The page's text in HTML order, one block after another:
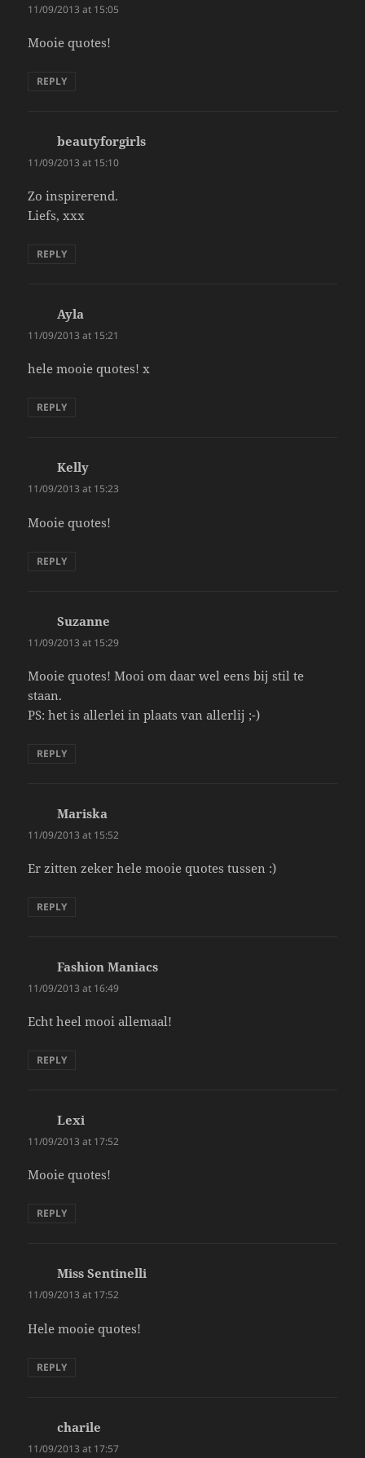
11/09/2013 at 15:05
Mooie quotes!
REPLY
beautyforgirls
11/09/2013 at 15:10
Zo inspirerend.
Liefs, xxx
REPLY
Ayla
11/09/2013 at 15:21
hele mooie quotes! x
REPLY
Kelly
11/09/2013 at 15:23
Mooie quotes!
REPLY
Suzanne
11/09/2013 at 15:29
Mooie quotes! Mooi om daar wel eens bij stil te
staan.
PS: het is allerlei in plaats van allerlij ;-)
REPLY
Mariska
11/09/2013 at 15:52
Er zitten zeker hele mooie quotes tussen :)
REPLY
Fashion Maniacs
11/09/2013 at 16:49
Echt heel mooi allemaal!
REPLY
Lexi
11/09/2013 at 17:52
Mooie quotes!
REPLY
Miss Sentinelli
11/09/2013 at 17:52
Hele mooie quotes!
REPLY
charile
11/09/2013 at 17:57